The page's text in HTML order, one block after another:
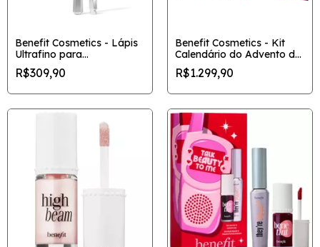
Benefit Cosmetics - Lápis
Ultrafino para
Sobrancelhas
R$309,90
Benefit Cosmetics - Kit
Calendário do Advento de
Maquiagem Glam Cube de
24 dias
R$1.299,90